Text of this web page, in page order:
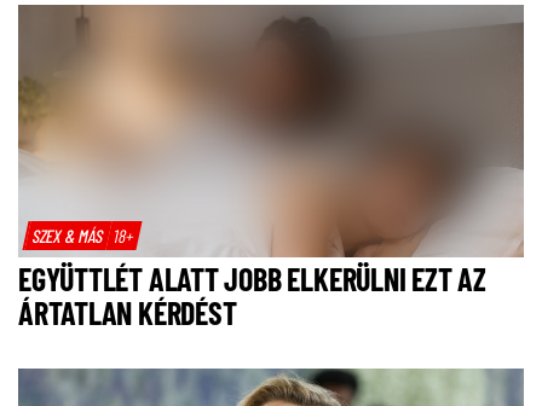
SZEX & MÁS 18+
EGYÜTTLÉT ALATT JOBB ELKERÜLNI EZT AZ
ÁRTATLAN KÉRDÉST